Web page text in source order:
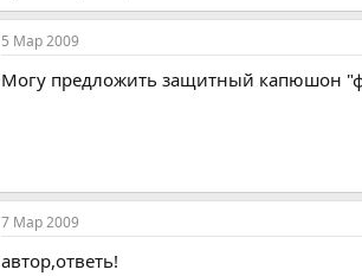
5 Мар 2009
Могу предложить защитный капюшон
7 Мар 2009
автор,ответь!